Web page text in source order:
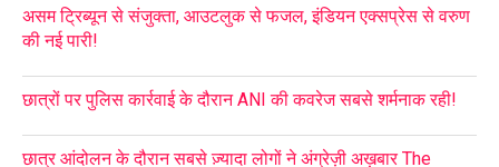
असम ट्रिब्यून से संजुक्ता, आउटलुक से फजल, इंडियन एक्सप्रेस से वरुण
की नई पारी!
छात्रों पर पुलिस कार्रवाई के दौरान ANI की कवरेज सबसे शर्मनाक रही!
छात्र आंदोलन के दौरान सबसे ज़्यादा लोगों ने अंग्रेज़ी अख़बार The